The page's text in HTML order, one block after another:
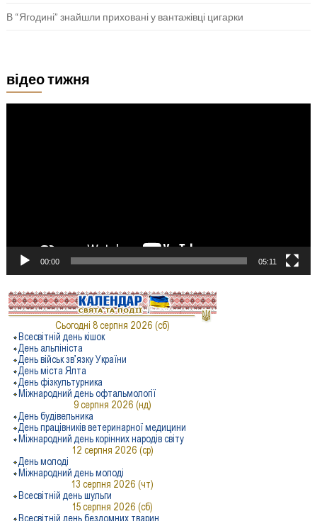
В “Ягодині” знайшли приховані у вантажівці цигарки
відео тижня
00:00 05:11